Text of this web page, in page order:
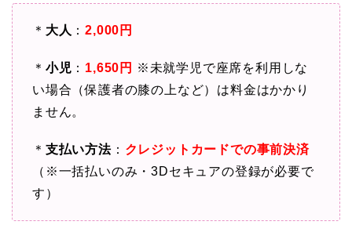
＊ 大人 ：2,000円
＊ 小児 ： 1,650円
※未就学児で座席を利用しな
い場合（保護者の膝の上など）は料金はかかり
ません。
＊ 支払い方法： クレジットカードでの事前決済
（※一括払いのみ・3Dセキュアの登録が必要で
す）